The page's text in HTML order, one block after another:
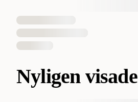
Nyligen visade